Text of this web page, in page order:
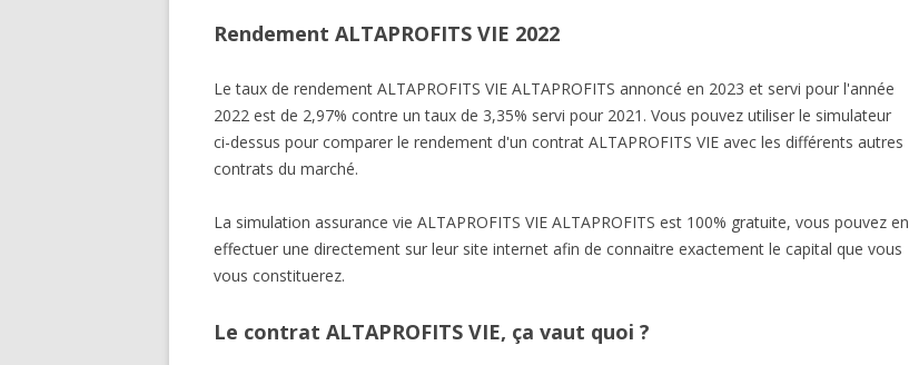
Rendement ALTAPROFITS VIE 2022
Le taux de rendement ALTAPROFITS VIE ALTAPROFITS annoncé en 2023 et servi pour l'année
2022 est de 2,97% contre un taux de 3,35% servi pour 2021. Vous pouvez utiliser le simulateur
ci-dessus pour comparer le rendement d'un contrat ALTAPROFITS VIE avec les différents autres
contrats du marché.
La simulation assurance vie ALTAPROFITS VIE ALTAPROFITS est 100% gratuite, vous pouvez en
effectuer une directement sur leur site internet afin de connaitre exactement le capital que vous
vous constituerez.
Le contrat ALTAPROFITS VIE, ça vaut quoi ?